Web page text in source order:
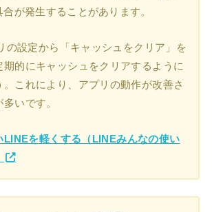
が発生することがあります。
の設定から「キャッシュをクリア」を
期的にキャッシュをクリアするように
。これにより、アプリの動作が改善さ
いです。
LINEを軽くする（LINEみんなの使い